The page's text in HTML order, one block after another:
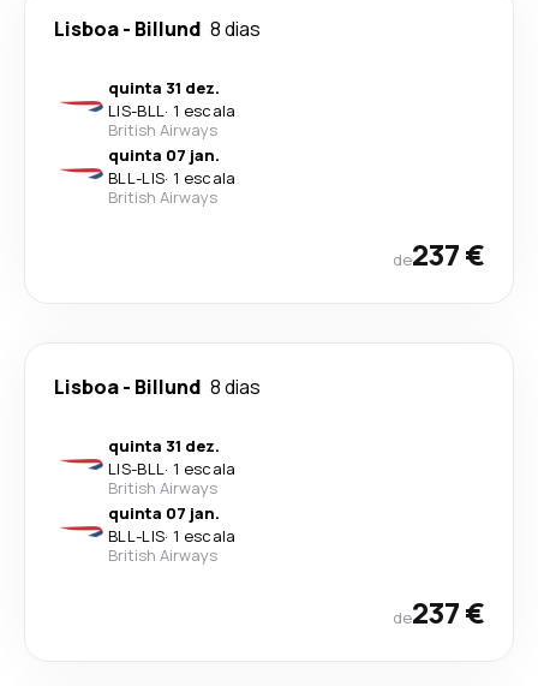
Lisboa- Billund 8 dias
quinta 31 dez.
LIS-BLL· 1 escala
British Airways
quinta 07 jan.
BLL-LIS· 1 escala
British Airways
de237 €
Lisboa- Billund 8 dias
quinta 31 dez.
LIS-BLL· 1 escala
British Airways
quinta 07 jan.
BLL-LIS· 1 escala
British Airways
de237 €